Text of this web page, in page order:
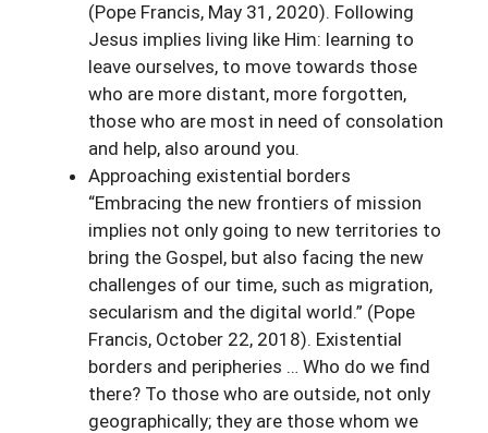
(Pope Francis, May 31, 2020). Following
Jesus implies living like Him: learning to
leave ourselves, to move towards those
who are more distant, more forgotten,
those who are most in need of consolation
and help, also around you.
Approaching existential borders
“Embracing the new frontiers of mission
implies not only going to new territories to
bring the Gospel, but also facing the new
challenges of our time, such as migration,
secularism and the digital world.” (Pope
Francis, October 22, 2018). Existential
borders and peripheries … Who do we find
there? To those who are outside, not only
geographically; they are those whom we